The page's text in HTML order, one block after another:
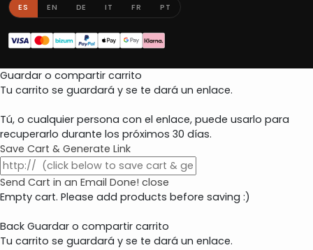
ES EN DE IT FR PT
Guardar o compartir carrito
Tu carrito se guardará y se te dará un enlace.
Tú, o cualquier persona con el enlace, puede usarlo para
recuperarlo durante los próximos 30 días.
Save Cart & Generate Link
Send Cart in an Email Done! close
Empty cart. Please add products before saving :)
Back Guardar o compartir carrito
Tu carrito se guardará y se te dará un enlace.